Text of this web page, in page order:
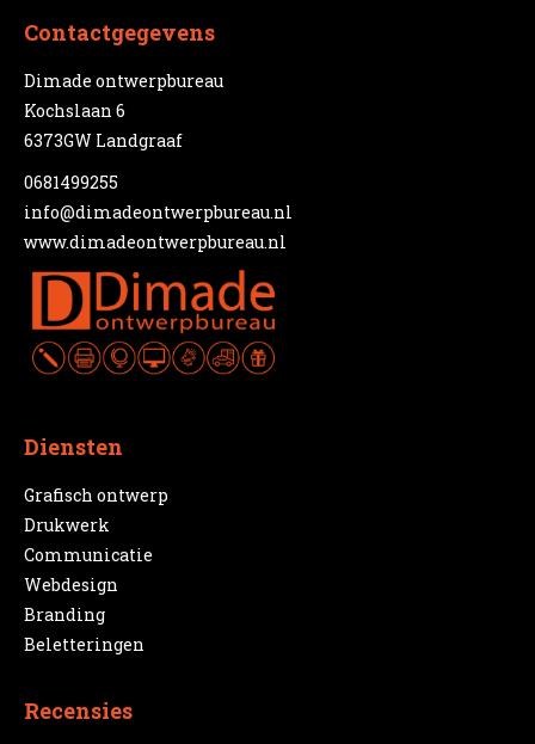
Contactgegevens
Dimade ontwerpbureau
Kochslaan 6
6373GW Landgraaf
0681499255
info@dimadeontwerpbureau.nl
www.dimadeontwerpbureau.nl
Diensten
Grafisch ontwerp
Drukwerk
Communicatie
Webdesign
Branding
Beletteringen
Recensies